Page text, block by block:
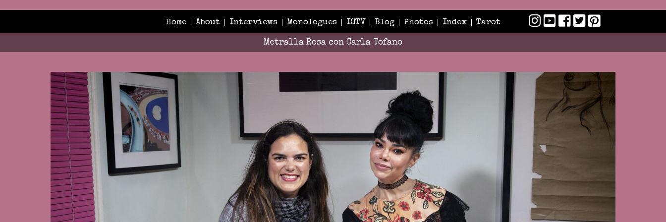
Home About Interviews Monologues IGTV Blog Photos Index Tarot
Metralla Rosa con Carla Tofano